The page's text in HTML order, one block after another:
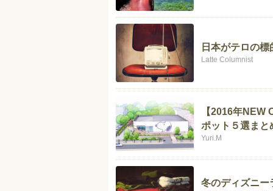
日本がテロの
Latte Columnist
【2016年NEW
ポット５選まと
Yuri.M
冬のディズニー